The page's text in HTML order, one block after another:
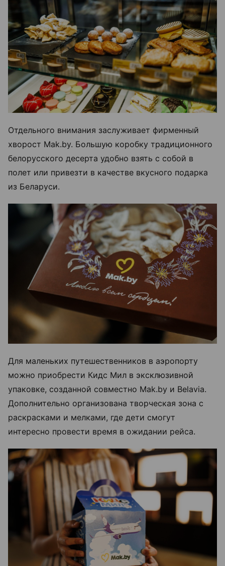
Отдельного внимания заслуживает фирменный
хворост Mak.by. Большую коробку традиционного
белорусского десерта удобно взять с собой в
полет или привезти в качестве вкусного подарка
из Беларуси.
Для маленьких путешественников в аэропорту
можно приобрести Кидс Мил в эксклюзивной
упаковке, созданной совместно Mak.by и Belavia.
Дополнительно организована творческая зона с
раскрасками и мелками, где дети смогут
интересно провести время в ожидании рейса.